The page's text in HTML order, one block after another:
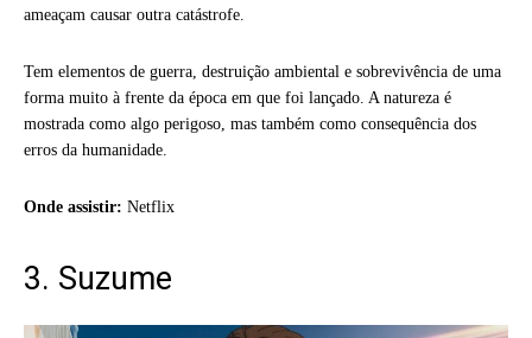
ameaçam causar outra catástrofe.
Tem elementos de guerra, destruição ambiental e sobrevivência de uma
forma muito à frente da época em que foi lançado. A natureza é
mostrada como algo perigoso, mas também como consequência dos
erros da humanidade.
Onde assistir: Netflix
3. Suzume